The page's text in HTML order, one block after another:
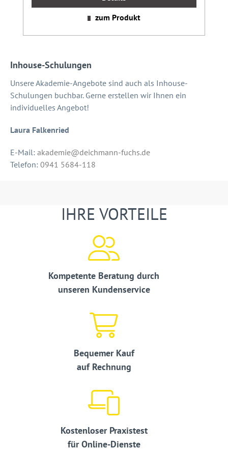
zum Produkt
Inhouse-Schulungen
Unsere Akademie-Angebote sind auch als Inhouse-
Schulungen buchbar. Gerne erstellen wir Ihnen ein
individuelles Angebot!
Laura Falkenried
E-Mail: akademie@deichmann-fuchs.de
Telefon: 0941 5684-118
IHRE VORTEILE
Kompetente Beratung durch
unseren Kundenservice
Bequemer Kauf
auf Rechnung
Kostenloser Praxistest
für Online-Dienste